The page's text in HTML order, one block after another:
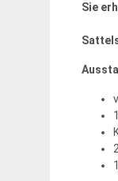
Sie